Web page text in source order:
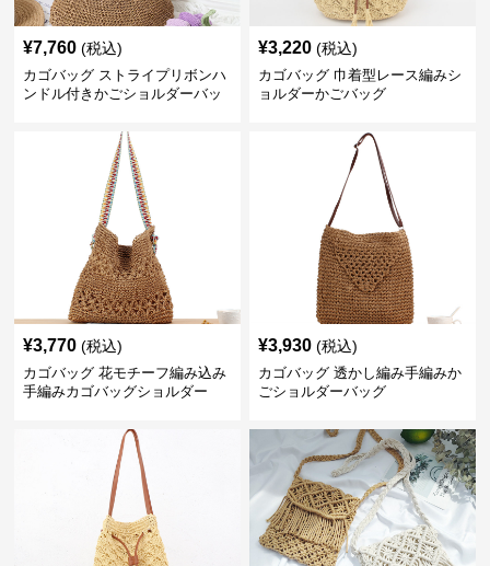
¥7,760 (税込)
カゴバッグ ストライプリボンハ
ンドル付きかごショルダーバッ
¥3,220 (税込)
カゴバッグ 巾着型レース編みシ
ョルダーかごバッグ
¥3,770 (税込)
カゴバッグ 花モチーフ編み込み
手編みカゴバッグショルダー
¥3,930 (税込)
カゴバッグ 透かし編み手編みか
ごショルダーバッグ